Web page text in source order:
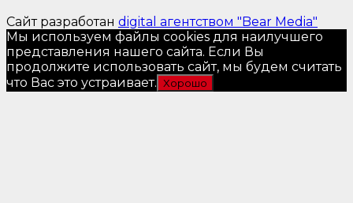
Сайт разработан digital агентством "Bear Media"
Мы используем файлы cookies для наилучшего
представления нашего сайта. Если Вы
продолжите использовать сайт, мы будем считать
что Вас это устраивает. Хорошо